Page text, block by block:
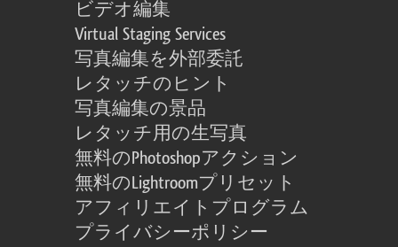
ビデオ編集
Virtual Staging Services
写真編集を外部委託
レタッチのヒント
写真編集の景品
レタッチ用の生写真
無料のPhotoshopアクション
無料のLightroomプリセット
アフィリエイトプログラム
プライバシーポリシー